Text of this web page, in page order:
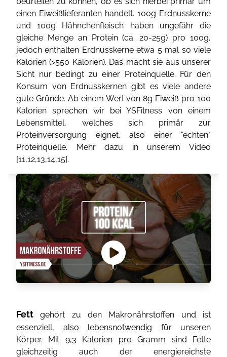
einen Eiweißlieferanten handelt. 100g Erdnusskerne
und 100g Hähnchenfleisch haben ungefähr die
gleiche Menge an Protein (ca. 20-25g) pro 100g,
jedoch enthalten Erdnusskerne etwa 5 mal so viele
Kalorien (>550 Kalorien). Das macht sie aus unserer
Sicht nur bedingt zu einer Proteinquelle. Für den
Konsum von Erdnusskernen gibt es viele andere
gute Gründe. Ab einem Wert von 8g Eiweiß pro 100
Kalorien sprechen wir bei YSFitness von einem
Lebensmittel, welches sich primär zur
Proteinversorgung eignet, also einer "echten"
Proteinquelle. Mehr dazu in unserem Video
[11,12,13,14,15].
Fett gehört zu den Makronährstoffen und ist
essenziell, also lebensnotwendig für unseren
Körper. Mit 9,3 Kalorien pro Gramm sind Fette
gleichzeitig auch der energiereichste